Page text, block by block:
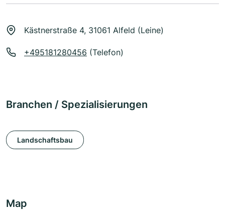
Kästnerstraße 4, 31061 Alfeld (Leine)
+495181280456 (Telefon)
Branchen / Spezialisierungen
Landschaftsbau
Map